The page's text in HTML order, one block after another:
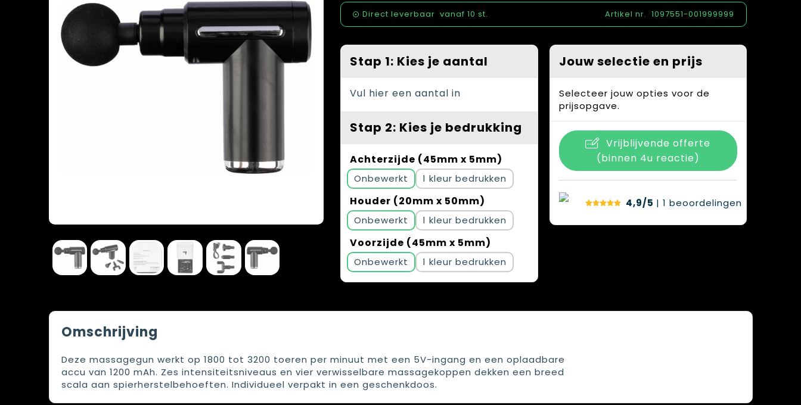
Direct leverbaar vanaf 10 st. Artikel nr. 1097551-001999999
Stap 1: Kies je aantal
Vul hier een aantal in
Stap 2: Kies je bedrukking
Achterzijde (45mm x 5mm)
Onbewerkt 1
Houder (20mm x 50mm)
Onbewerkt 1
Voorzijde (45mm x 5mm)
Onbewerkt 1
Jouw selectie en prijs
Selecteer jouw opties voor de
prijsopgave.
Vrijblijvende offerte
(binnen 4u reactie)
4,9/5 | 1 beoordelingen
Omschrijving
Deze massagegun werkt op 1800 tot 3200 toeren per minuut met een 5V-ingang en een oplaadbare
accu van 1200 mAh. Zes intensiteitsniveaus en vier verwisselbare massagekoppen dekken een breed
scala aan spierherstelbehoeften. Individueel verpakt in een geschenkdoos.